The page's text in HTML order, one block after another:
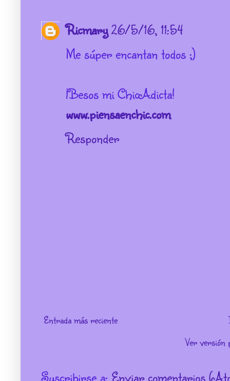
Ricmary26/5/16, 11:54
Me súper encantan todos ;)
¡Besos mi ChicAdicta!
www.piensaenchic.com
Responder
Entrada más reciente
Ver versión
Suscribirse a: Enviar comentarios